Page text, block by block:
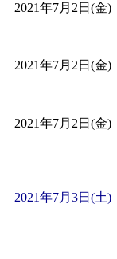
「子
間
「子
間
2021年7月2日(金)
2021年7月2日(金)
2021年7月2日(金)
2021年7月3日(土)